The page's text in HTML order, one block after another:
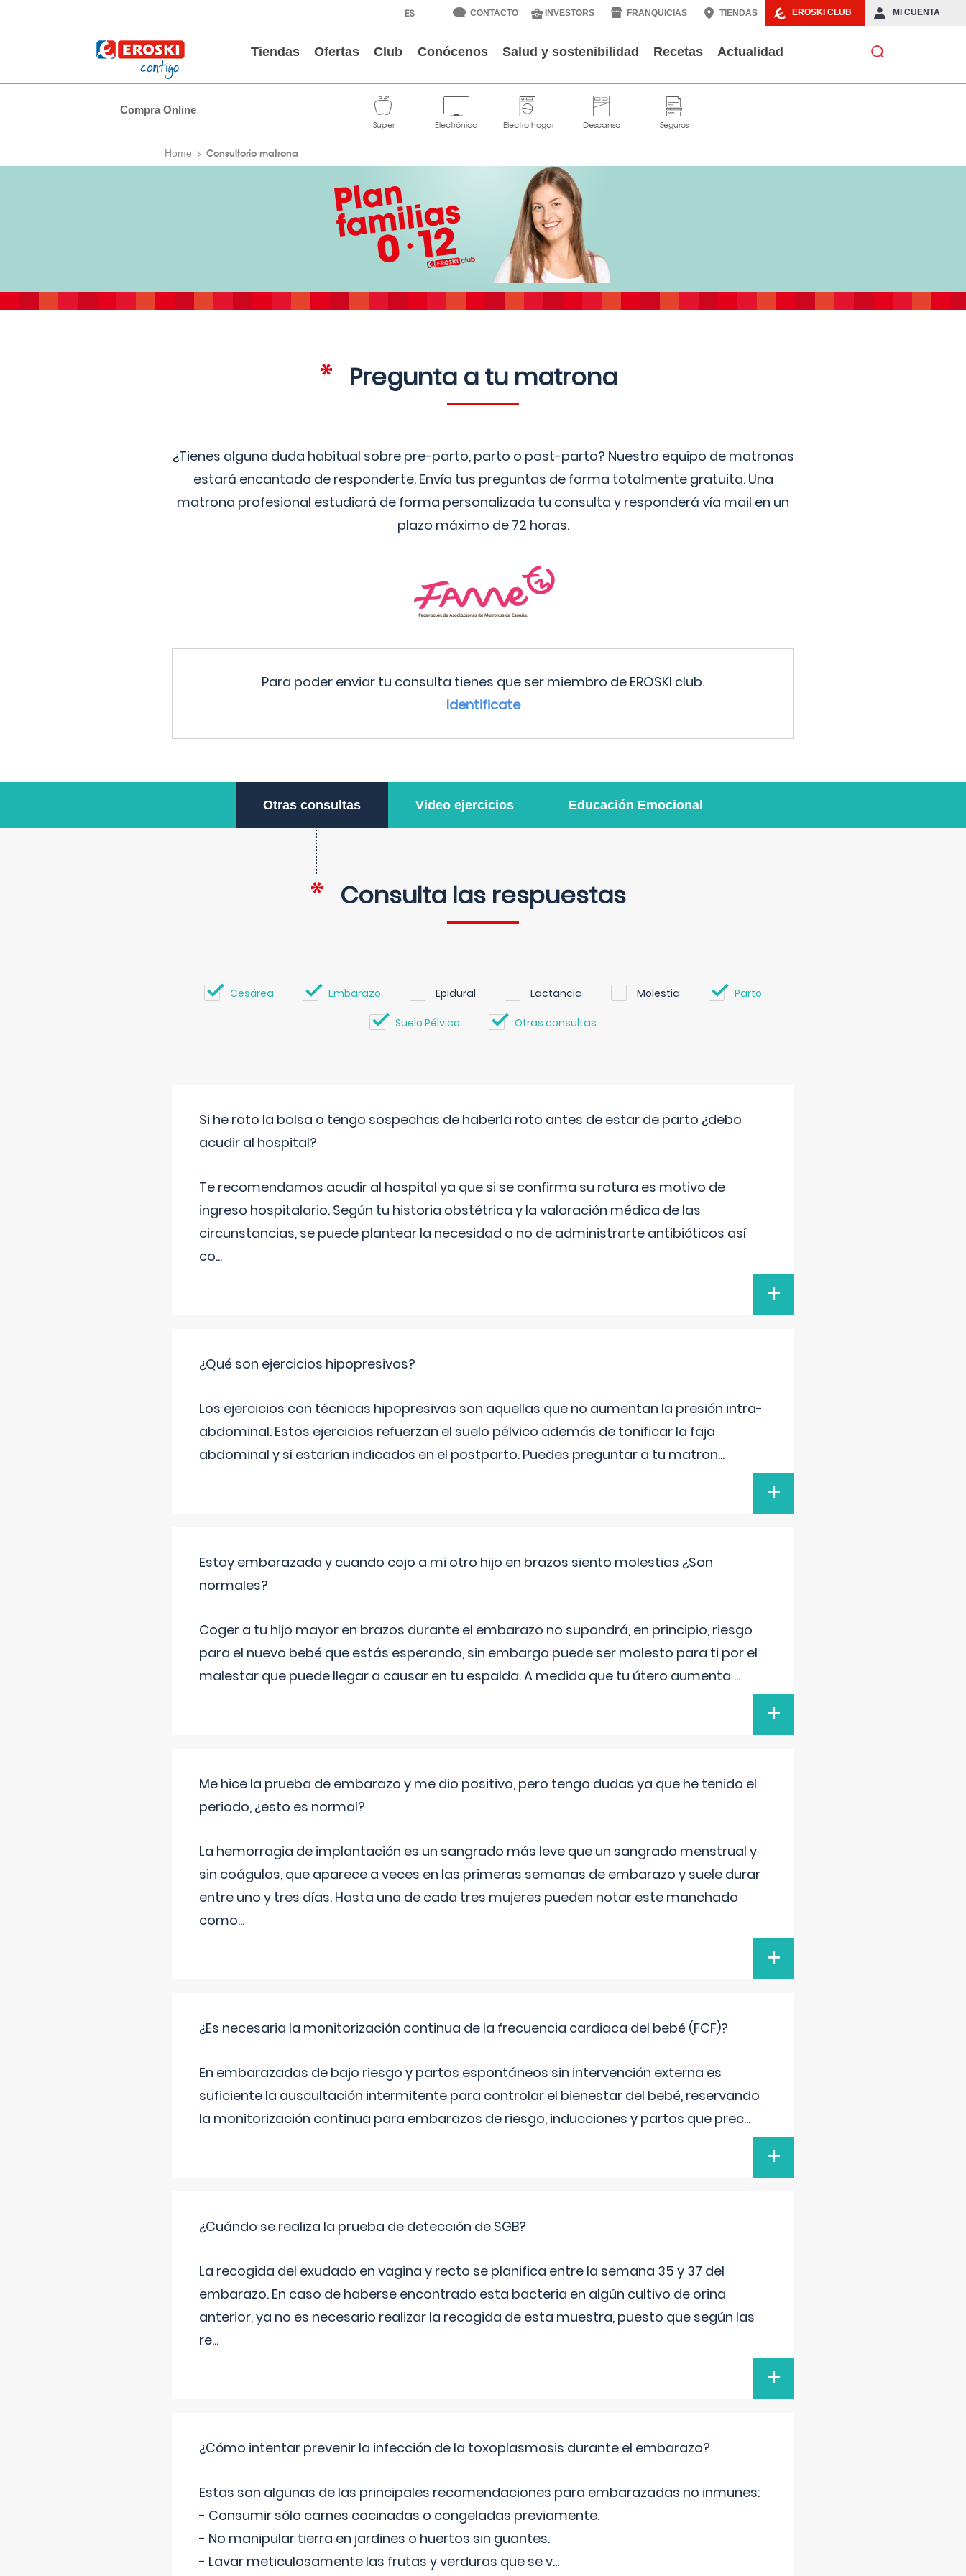
EROSKI CLUB MI CUENTA
CONTACTO INVESTORS FRANQUICIAS TIENDAS
Tiendas Ofertas Club Conócenos Salud y sostenibilidad Recetas Actualidad
Compra Online
Home Consultorio matrona
Pregunta a tu matrona
¿Tienes alguna duda habitual sobre pre-parto, parto o post-parto? Nuestro equipo de matronas
estará encantado de responderte. Envía tus preguntas de forma totalmente gratuita. Una
matrona profesional estudiará de forma personalizada tu consulta y responderá vía mail en un
plazo máximo de 72 horas.
Para poder enviar tu consulta tienes que ser miembro de EROSKI club.
Identificate
Otras consultas Video ejercicios Educación Emocional
Consulta las respuestas
Cesárea Embarazo Epidural Lactancia Molestia Parto
Suelo Pélvico Otras consultas
Si he roto la bolsa o tengo sospechas de haberla roto antes de estar de parto ¿debo
acudir al hospital?
Te recomendamos acudir al hospital ya que si se confirma su rotura es motivo de
ingreso hospitalario. Según tu historia obstétrica y la valoración médica de las
circunstancias, se puede plantear la necesidad o no de administrarte antibióticos así
co...
+
¿Qué son ejercicios hipopresivos?
Los ejercicios con técnicas hipopresivas son aquellas que no aumentan la presión intra-
abdominal. Estos ejercicios refuerzan el suelo pélvico además de tonificar la faja
abdominal y sí estarían indicados en el postparto. Puedes preguntar a tu matron...
+
Estoy embarazada y cuando cojo a mi otro hijo en brazos siento molestias ¿Son
normales?
Coger a tu hijo mayor en brazos durante el embarazo no supondrá, en principio, riesgo
para el nuevo bebé que estás esperando, sin embargo puede ser molesto para ti por el
malestar que puede llegar a causar en tu espalda. A medida que tu útero aumenta ...
+
Me hice la prueba de embarazo y me dio positivo, pero tengo dudas ya que he tenido el
periodo, ¿esto es normal?
La hemorragia de implantación es un sangrado más leve que un sangrado menstrual y
sin coágulos, que aparece a veces en las primeras semanas de embarazo y suele durar
entre uno y tres días. Hasta una de cada tres mujeres pueden notar este manchado
como...
+
¿Es necesaria la monitorización continua de la frecuencia cardiaca del bebé (FCF)?
En embarazadas de bajo riesgo y partos espontáneos sin intervención externa es
suficiente la auscultación intermitente para controlar el bienestar del bebé, reservando
la monitorización continua para embarazos de riesgo, inducciones y partos que prec...
+
¿Cuándo se realiza la prueba de detección de SGB?
La recogida del exudado en vagina y recto se planifica entre la semana 35 y 37 del
embarazo. En caso de haberse encontrado esta bacteria en algún cultivo de orina
anterior, ya no es necesario realizar la recogida de esta muestra, puesto que según las
re...
+
¿Cómo intentar prevenir la infección de la toxoplasmosis durante el embarazo?
Estas son algunas de las principales recomendaciones para embarazadas no inmunes:
- Consumir sólo carnes cocinadas o congeladas previamente.
- No manipular tierra en jardines o huertos sin guantes.
- Lavar meticulosamente las frutas y verduras que se v...